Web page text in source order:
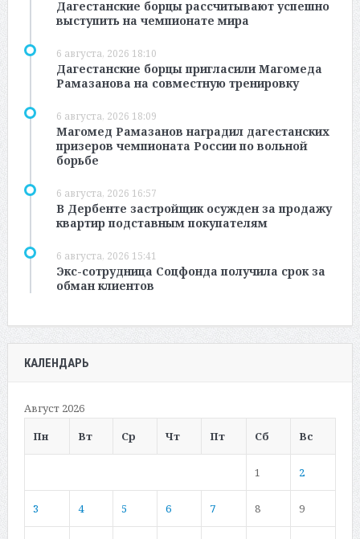
Дагестанские борцы рассчитывают успешно
выступить на чемпионате мира
6 августа, 2026 18:10
Дагестанские борцы пригласили Магомеда
Рамазанова на совместную тренировку
6 августа, 2026 18:09
Магомед Рамазанов наградил дагестанских
призеров чемпионата России по вольной
борьбе
6 августа, 2026 16:57
В Дербенте застройщик осужден за продажу
квартир подставным покупателям
6 августа, 2026 15:41
Экс-сотрудница Соцфонда получила срок за
обман клиентов
КАЛЕНДАРЬ
Август 2026
Пн
Вт Ср Чт Пт Сб Вс
1 2
3 4 5 6 7 8 9